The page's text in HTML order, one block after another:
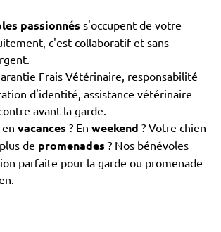
passionnés s'occupent de votre
c'est collaboratif et sans
Frais Vétérinaire, responsabilité
d'identité, assistance vétérinaire
avant la garde.
vacances ? En weekend ? Votre chien
de promenades ? Nos bénévoles
parfaite pour la garde ou promenade